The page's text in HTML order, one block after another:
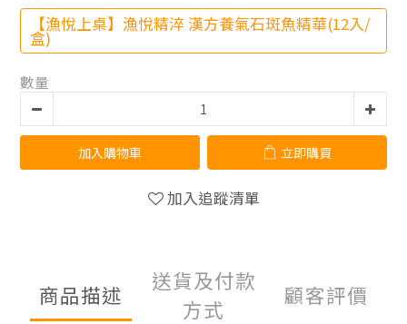
【漁悅上桌】漁悅精淬 漢方養氣石斑魚精華(12入/
盒)
數量
加入購物車 立即購買
加入追蹤清單
商品描述
送貨及付款
方式
顧客評價